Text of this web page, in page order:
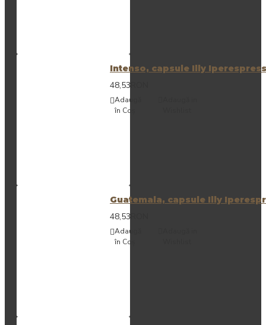
Intenso, capsule Illy
48,53RON
Adaugă
în Coş
Guatemala, capsule Illy
48,53RON
Adaugă
în Coş